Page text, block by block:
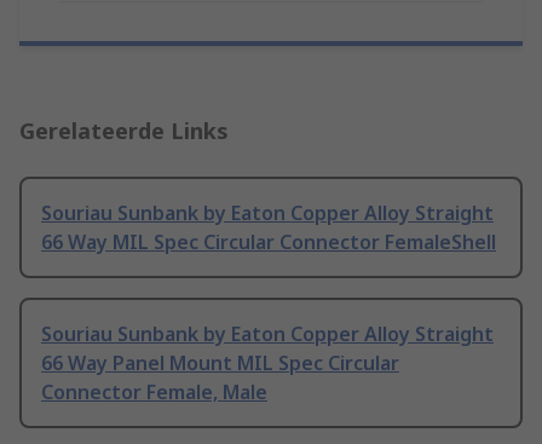
Gerelateerde Links
Souriau Sunbank by Eaton Copper Alloy Straight
66 Way MIL Spec Circular Connector FemaleShell
Souriau Sunbank by Eaton Copper Alloy Straight
66 Way Panel Mount MIL Spec Circular
Connector Female, Male